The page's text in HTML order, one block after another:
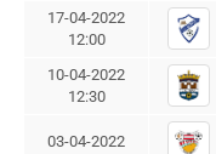
17-04-2022
12:00
10-04-2022
12:30
03-04-2022